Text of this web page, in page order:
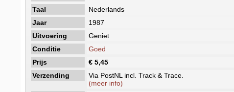
Taal
Nederlands
Jaar
1987
Uitvoering
Geniet
Conditie
Goed
Prijs
€ 5,45
Verzending
Via PostNL incl. Track & Trace.
(meer info)